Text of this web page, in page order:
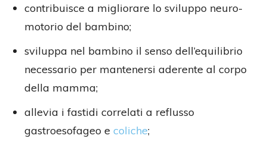
contribuisce a migliorare lo sviluppo neuro-
motorio del bambino;
sviluppa nel bambino il senso dell’equilibrio
necessario per mantenersi aderente al corpo
della mamma;
allevia i fastidi correlati a reflusso
gastroesofageo e coliche;